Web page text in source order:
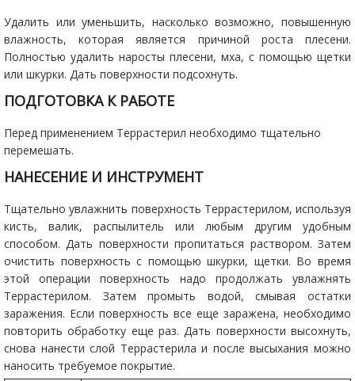
Удалить или уменьшить, насколько возможно, повышенную
влажность, которая является причиной роста плесени.
Полностью удалить наросты плесени, мха, с помощью щетки
или шкурки. Дать поверхности подсохнуть.
ПОДГОТОВКА К РАБОТЕ
Перед применением Террастерил необходимо тщательно
перемешать.
НАНЕСЕНИЕ И ИНСТРУМЕНТ
Тщательно увлажнить поверхность Террастерилом, используя
кисть, валик, распылитель или любым другим удобным
способом. Дать поверхности пропитаться раствором. Затем
очистить поверхность с помощью шкурки, щетки. Во время
этой операции поверхность надо продолжать увлажнять
Террастерилом. Затем промыть водой, смывая остатки
заражения. Если поверхность все еще заражена, необходимо
повторить обработку еще раз. Дать поверхности высохнуть,
снова нанести слой Террастерила и после высыхания можно
наносить требуемое покрытие.